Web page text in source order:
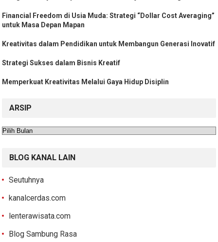
Financial Freedom di Usia Muda: Strategi “Dollar Cost Averaging”
untuk Masa Depan Mapan
Kreativitas dalam Pendidikan untuk Membangun Generasi Inovatif
Strategi Sukses dalam Bisnis Kreatif
Memperkuat Kreativitas Melalui Gaya Hidup Disiplin
ARSIP
Arsip
BLOG KANAL LAIN
Seutuhnya
kanalcerdas.com
lenterawisata.com
Blog Sambung Rasa